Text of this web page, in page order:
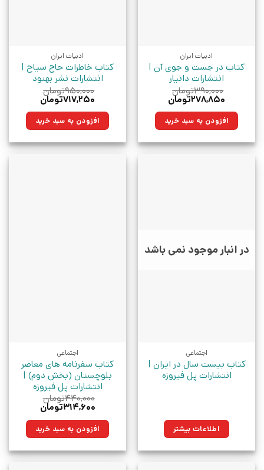
ادبیات ایران
کتاب در جست و جوی آن |
انتشارات دانیار
۳۹۰,۰۰۰تومان
قیمت
۳۹۰,۰۰۰تومان
بود.
۲۷۸,۸۵۰تومان
۲۷۸,۸۵۰تومان.افزودن به سبد خرید
ادبیات ایران
کتاب خاطرات حاج سیاح |
انتشارات نشر بهنود
۹۵۰,۰۰۰تومان
قیمت
۹۵۰,۰۰۰تومان
بود.
۷۱۷,۲۵۰تومان
۷۱۷,۲۵۰تومان.افزودن به سبد خرید
در انبار موجود نمی باشد
اجتماعی
کتاب بیست سال در ایران |
انتشارات پل فیروزه
اطلاعات بیشتر
اجتماعی
کتاب سفرنامه های معاصر
بلوچستان (بخش دوم) |
انتشارات پل فیروزه
۴۴۰,۰۰۰تومان
قیمت
۴۴۰,۰۰۰تومان
بود.
۳۱۴,۶۰۰تومان
۳۱۴,۶۰۰تومان.افزودن به سبد خرید